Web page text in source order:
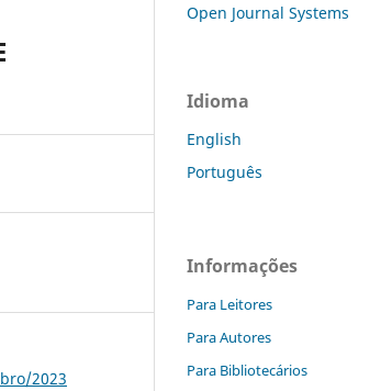
2023
Open Journal Systems
Idioma
English
Português
Informações
Para Leitores
Para Autores
Para Bibliotecários